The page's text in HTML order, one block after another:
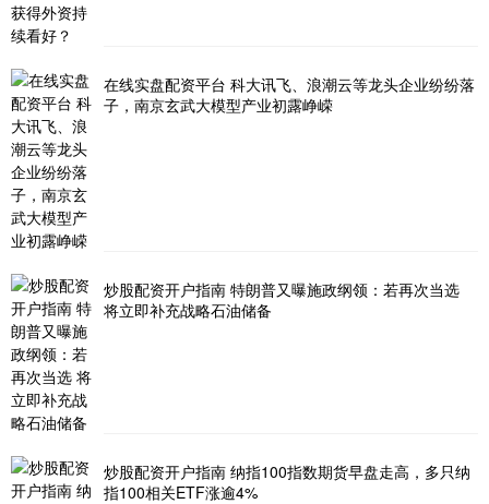
在线实盘配资平台 科大讯飞、浪潮云等龙头企业纷纷落
子，南京玄武大模型产业初露峥嵘
炒股配资开户指南 特朗普又曝施政纲领：若再次当选
将立即补充战略石油储备
炒股配资开户指南 纳指100指数期货早盘走高，多只纳
指100相关ETF涨逾4%